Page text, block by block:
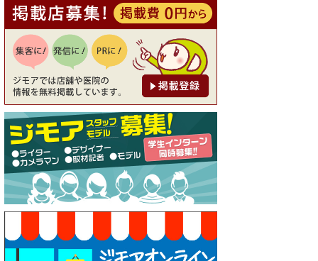
【ジモア限定②】初回割引 特
価 鼻毛脱毛 半額 2,200円⇒1,1
00円（メンズ専門ワックス脱
毛サロン Mickle（ミック
ル））
[有効期限]2026年9月30日
【ジモア限定特典①】まつ毛
カール 3,850円→ 2,750円（Pr
emiere（プルミエール））
[有効期限]2026年9月30日
焼き餃子 一皿サービス（餃子
酒場たっちゃん 西早稲田
店）
[有効期限]2026年9月30日